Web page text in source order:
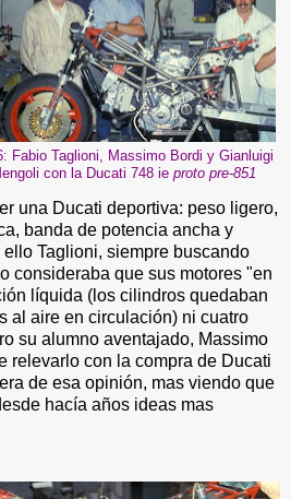
Fabio Taglioni, Massimo Bordi y Gianluigi
con la Ducati 748 ie proto pre-851
una Ducati deportiva: peso ligero,
banda de potencia ancha y
Taglioni, siempre buscando
consideraba que sus motores "en
líquida (los cilindros quedaban
al aire en circulación) ni cuatro
su alumno aventajado, Massimo
relevarlo con la compra de Ducati
de esa opinión, mas viendo que
hacía años ideas mas